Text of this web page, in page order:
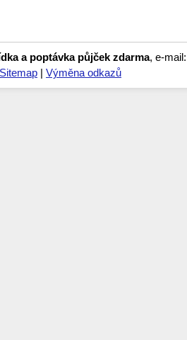
a poptávka půjček zdarma, e-
Sitemap | Výměna odkazů